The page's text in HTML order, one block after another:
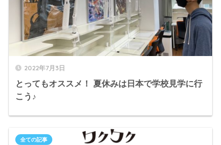
2022年7月3日
とってもオススメ！ 夏休みは日本で学校見学に行
こう♪
全ての記事